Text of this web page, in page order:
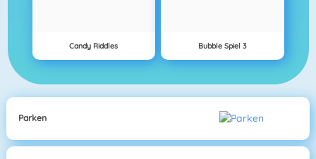
Candy Riddles Bubble Spiel 3
Parken